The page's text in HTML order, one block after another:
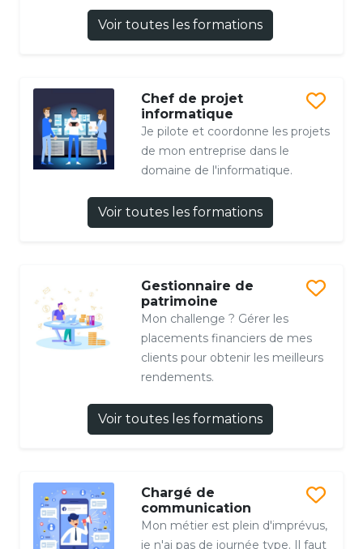
Voir toutes les formations
Chef de projet
informatique
Je pilote et coordonne les projets
de mon entreprise dans le
domaine de l'informatique.
Voir toutes les formations
Gestionnaire de
patrimoine
Mon challenge ? Gérer les
placements financiers de mes
clients pour obtenir les meilleurs
rendements.
Voir toutes les formations
Chargé de
communication
Mon métier est plein d'imprévus,
je n'ai pas de journée type. Il faut